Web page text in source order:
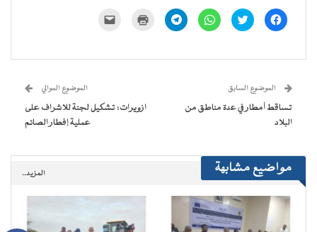
انقر
للمشاركة
في
اضغط
للمشاركة
في
انقر
للمشاركة
في
انقر
للمشاركة
في
للطباعة
جديدة) الإلكتروني
نافذة
جديدة)
الموضوع السابق
تساقط أمطار في عدة مناطق من
البلاد
الموضوع الموالي
ازويرات: تشكيل لجنة للاشراف على
عملية إفطار الصائم
مواضيع مشابهة المزيد..